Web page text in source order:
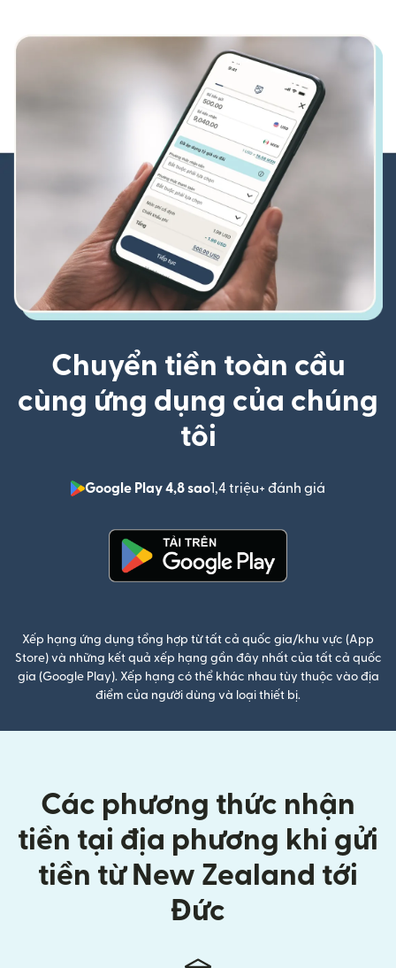
Chuyển tiền toàn cầu
cùng ứng dụng của chúng
tôi
Google Play 4,8 sao1,4 triệu+ đánh giá
Xếp hạng ứng dụng tổng hợp từ tất cả quốc gia/khu vực (App
Store) và những kết quả xếp hạng gần đây nhất của tất cả quốc
gia (Google Play). Xếp hạng có thể khác nhau tùy thuộc vào địa
điểm của người dùng và loại thiết bị.
Các phương thức nhận
tiền tại địa phương khi gửi
tiền từ New Zealand tới
Đức